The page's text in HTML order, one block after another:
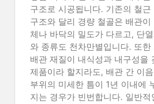
구조로 시공됩니다. 기존의 철근
구조와 달리 경량 철골은 배관이
체나 바닥의 밀도가 다르고, 단
와 종류도 천차만별입니다. 또한
배관 재질이 내식성과 내구성을
제품이라 할지라도, 배관 간 이
부위의 미세한 틈이 1년 이내에
지는 경우가 빈번합니다. 일반적